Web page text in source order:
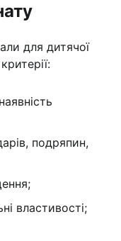
для дитячої
подряпин,
властивості;